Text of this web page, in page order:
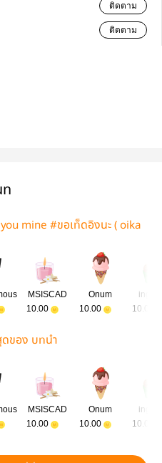
ติดตาม
ติดตาม
mine #ขอเท็ดอิงนะ ( oika
MSISCAD
10.00
Onum
10.00
10.00
ดของ บทนำ
MSISCAD
10.00
Onum
10.00
10.00